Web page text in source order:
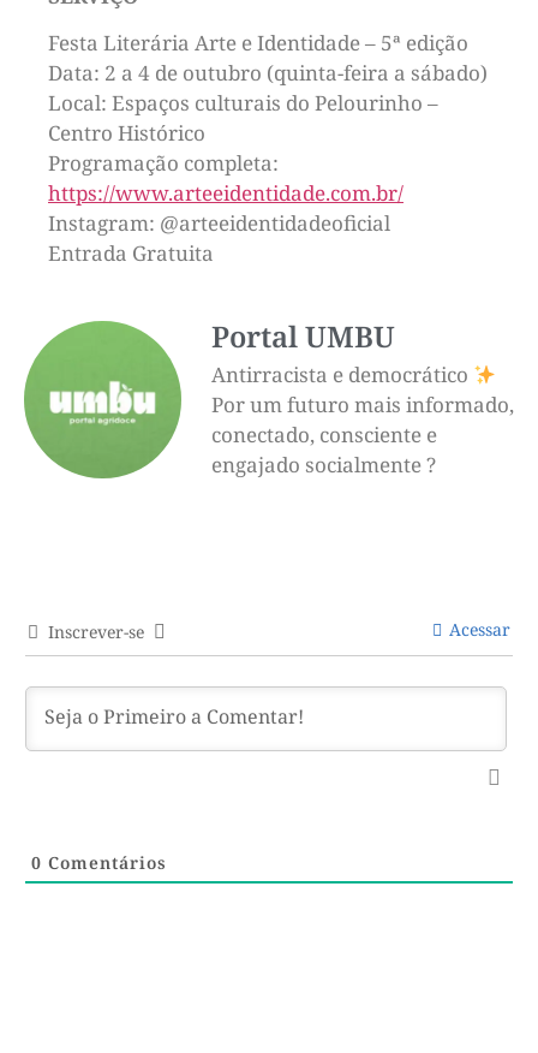
Festa Literária Arte e Identidade – 5ª edição
Data: 2 a 4 de outubro (quinta-feira a sábado)
Local: Espaços culturais do Pelourinho –
Centro Histórico
Programação completa:
https://www.arteeidentidade.com.br/
Instagram: @arteeidentidadeoficial
Entrada Gratuita
Portal UMBU
Antirracista e democrático
Por um futuro mais informado,
conectado, consciente e
engajado socialmente ?
Inscrever-se Acessar
0 Comentários